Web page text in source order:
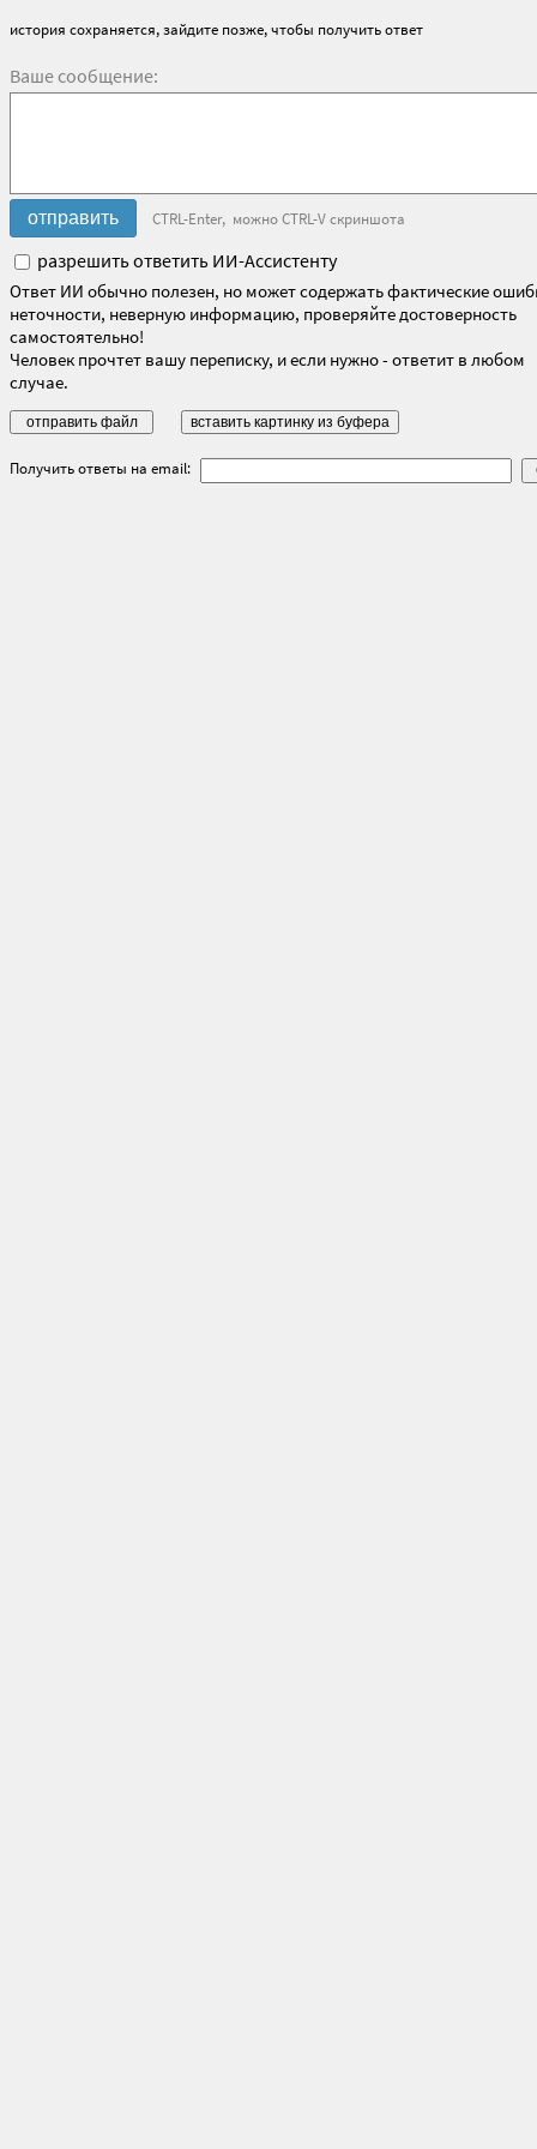
история сохраняется, зайдите позже, чтобы получить ответ
Ваше сообщение:
CTRL-Enter, можно CTRL-V скриншота
разрешить ответить ИИ-Ассистенту
Ответ ИИ обычно полезен, но может содержать фактические
неточности, неверную информацию, проверяйте достоверность
самостоятельно!
Человек прочтет вашу переписку, и если нужно - ответит в любом
случае.
Получить ответы на email: